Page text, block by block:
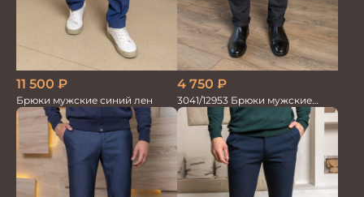
11 500 ₽
Брюки мужские синий лен
4 750 ₽
3041/12953 Брюки мужские
парламент